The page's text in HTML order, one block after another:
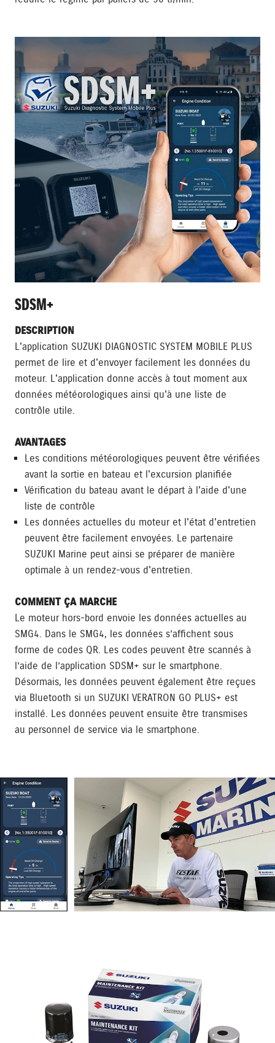
SDSM+
DESCRIPTION
L'application SUZUKI DIAGNOSTIC SYSTEM MOBILE PLUS
permet de lire et d'envoyer facilement les données du
moteur. L'application donne accès à tout moment aux
données météorologiques ainsi qu'à une liste de
contrôle utile.
AVANTAGES
Les conditions météorologiques peuvent être vérifiées
avant la sortie en bateau et l'excursion planifiée
Vérification du bateau avant le départ à l'aide d'une
liste de contrôle
Les données actuelles du moteur et l'état d'entretien
peuvent être facilement envoyées. Le partenaire
SUZUKI Marine peut ainsi se préparer de manière
optimale à un rendez-vous d'entretien.
COMMENT ÇA MARCHE
Le moteur hors-bord envoie les données actuelles au
SMG4. Dans le SMG4, les données s’affichent sous
forme de codes QR. Les codes peuvent être scannés à
l’aide de l’application SDSM+ sur le smartphone.
Désormais, les données peuvent également être reçues
via Bluetooth si un SUZUKI VERATRON GO PLUS+ est
installé. Les données peuvent ensuite être transmises
au personnel de service via le smartphone.